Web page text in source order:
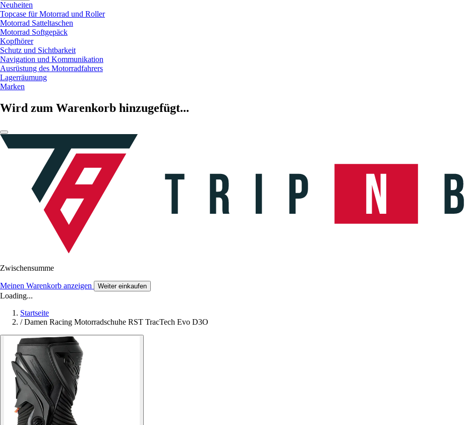
Neuheiten
Topcase für Motorrad und Roller
Motorrad Satteltaschen
Motorrad Softgepäck
Kopfhörer
Schutz und Sichtbarkeit
Navigation und Kommunikation
Ausrüstung des Motorradfahrers
Lagerräumung
Marken
Wird zum Warenkorb hinzugefügt...
Zwischensumme
Meinen Warenkorb anzeigen Weiter einkaufen
Loading...
Startseite
/ Damen Racing Motorradschuhe RST TracTech Evo D3O